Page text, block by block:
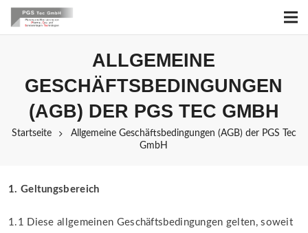
ALLGEMEINE
GESCHÄFTSBEDINGUNGEN
(AGB) DER PGS TEC GMBH
Startseite
Allgemeine Geschäftsbedingungen (AGB) der PGS Tec
GmbH
1. Geltungsbereich
1.1 Diese allgemeinen Geschäftsbedingungen gelten, soweit